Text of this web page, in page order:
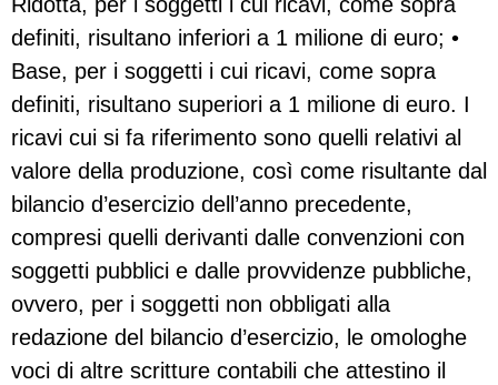
definiti, risultano inferiori a 1 milione di euro; •
Base, per i soggetti i cui ricavi, come sopra
definiti, risultano superiori a 1 milione di euro. I
ricavi cui si fa riferimento sono quelli relativi al
valore della produzione, così come risultante dal
bilancio d’esercizio dell’anno precedente,
compresi quelli derivanti dalle convenzioni con
soggetti pubblici e dalle provvidenze pubbliche,
ovvero, per i soggetti non obbligati alla
redazione del bilancio d’esercizio, le omologhe
voci di altre scritture contabili che attestino il